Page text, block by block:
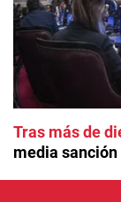
Tras más de
media